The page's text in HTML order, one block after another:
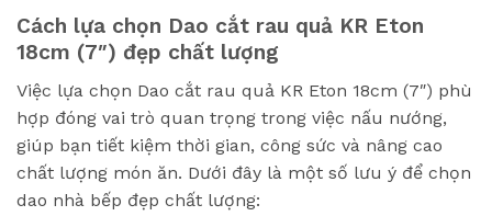
Cách lựa chọn Dao cắt rau quả KR Eton
18cm (7″) đẹp chất lượng
Việc lựa chọn Dao cắt rau quả KR Eton 18cm (7″) phù
hợp đóng vai trò quan trọng trong việc nấu nướng,
giúp bạn tiết kiệm thời gian, công sức và nâng cao
chất lượng món ăn. Dưới đây là một số lưu ý để chọn
dao nhà bếp đẹp chất lượng: